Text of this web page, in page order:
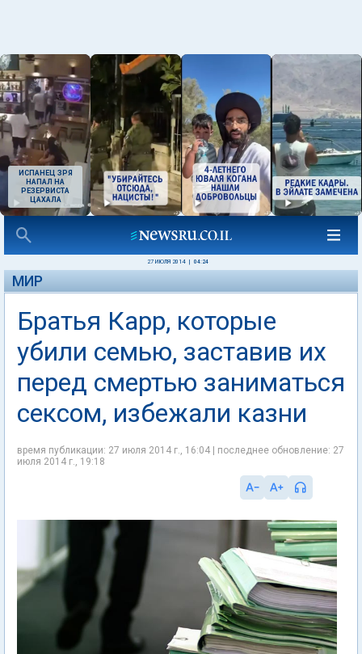
ИСПАНЕЦ ЗРЯ
НАПАЛ НА
РЕЗЕРВИСТА
ЦАХАЛА
27 ИЮЛЯ 2014 04:24
МИР
Братья Карр, которые
убили семью, заставив их
перед смертью заниматься
сексом, избежали казни
время публикации: 27 июля 2014 г., 16:04 | последнее обновление: 27
июля 2014 г., 19:18